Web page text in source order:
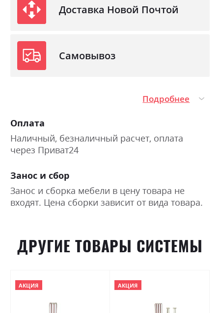
Доставка Новой Почтой
Самовывоз
Подробнее
Оплата
Наличный, безналичный расчет, оплата
через Приват24
Занос и сбор
Занос и сборка мебели в цену товара не
входят. Цена сборки зависит от вида товара.
ДРУГИЕ ТОВАРЫ СИСТЕМЫ
АКЦИЯ АКЦИЯ